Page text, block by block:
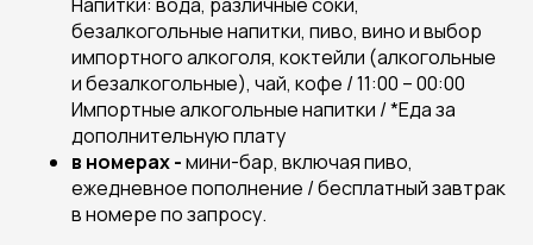
безалкогольные напитки, пиво, вино и выбор
импортного алкоголя, коктейли (алкогольные
и безалкогольные), чай, кофе / 11:00 – 00:00
Импортные алкогольные напитки / *Еда за
дополнительную плату
в номерах-мини-бар, включая пиво,
ежедневное пополнение / бесплатный завтрак
в номере по запросу.